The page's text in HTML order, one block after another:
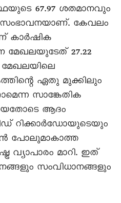
67.97 ശതമാനവും
കേവലം
കാർഷിക
മേഖലയുടേത് 27.22
ഏതു മുക്കിലും
സാങ്കേതിക
ആദം
റിക്കാർഡോയുടെയും
പോലുമാകാത്ത
വ്യാപാരം മാറി. ഇത്
സംവിധാനങ്ങളും